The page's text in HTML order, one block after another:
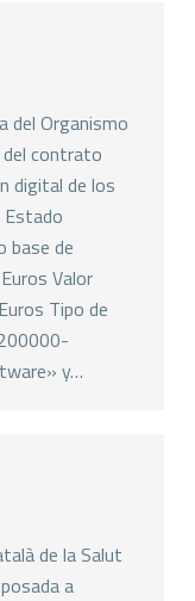
del Organismo
contrato
digital de los
base de
Valor
Tipo de
y…
de la Salut
a